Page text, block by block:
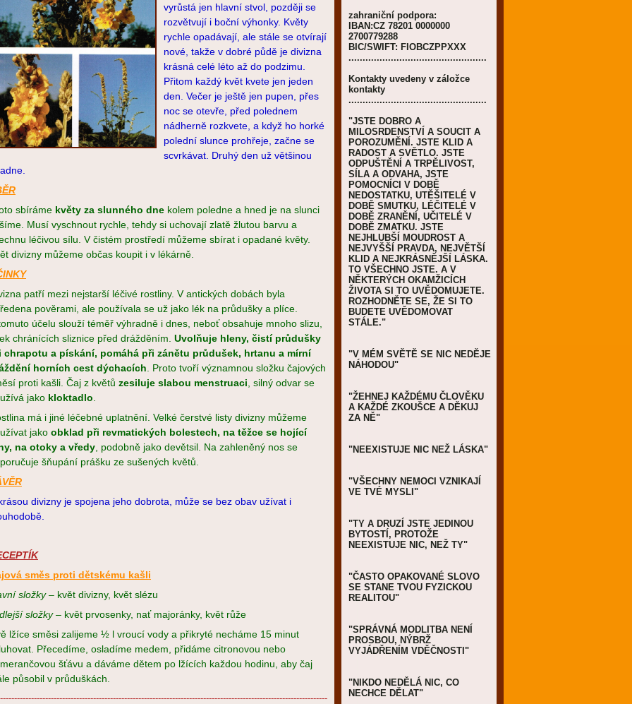
vyrůstá jen hlavní stvol, později se
rozvětvují i boční výhonky. Květy
rychle opadávají, ale stále se otvírají
nové, takže v dobré půdě je divizna
krásná celé léto až do podzimu.
Přitom každý květ kvete jen jeden
den. Večer je ještě jen pupen, přes
noc se otevře, před polednem
nádherně rozkvete, a když ho horké
polední slunce prohřeje, začne se
scvrkávat. Druhý den už většinou
sbíráme květy za slunného dne kolem poledne a hned je na slunci
Musí vyschnout rychle, tehdy si uchovají zlatě žlutou barvu a
léčivou sílu. V čistém prostředí můžeme sbírat i opadané květy.
divizny můžeme občas koupit i v lékárně.
patří mezi nejstarší léčivé rostliny. V antických dobách byla
pověrami, ale používala se už jako lék na průdušky a plíce.
účelu slouží téměř výhradně i dnes, neboť obsahuje mnoho slizu,
chránících sliznice před drážděním. Uvolňuje hleny, čistí průdušky
chrapotu a pískání, pomáhá při zánětu průdušek, hrtanu a mírní
horních cest dýchacích . Proto tvoří významnou složku čajových
proti kašli. Čaj z květů zesiluje slabou menstruaci , silný odvar se
jako kloktadlo
má i jiné léčebné uplatnění. Velké čerstvé listy divizny můžeme
jako obklad při revmatických bolestech, na těžce se hojící
na otoky a vředy , podobně jako devětsil. Na zahleněný nos se
šňupání prášku ze sušených květů.
divizny je spojena jeho dobrota, může se bez obav užívat i
směs proti dětskému kašli
složky– květ divizny, květ slézu
složky– květ prvosenky, nať majoránky, květ růže
lžíce směsi zalijeme ½ l vroucí vody a přikryté necháme 15 minut
Přecedíme, osladíme medem, přidáme citronovou nebo
šťávu a dáváme dětem po lžících každou hodinu, aby čaj
působil v průduškách.
zahraniční podpora:
IBAN:CZ 78201 0000000
2700779288
BIC/SWIFT: FIOBCZPPXXX
.................................................
Kontakty uvedeny v záložce
kontakty
.................................................
"JSTE DOBRO A
MILOSRDENSTVÍ A SOUCIT A
POROZUMĚNÍ. JSTE KLID A
RADOST A SVĚTLO. JSTE
ODPUŠTĚNÍ A TRPĚLIVOST,
SÍLA A ODVAHA, JSTE
POMOCNÍCI V DOBĚ
NEDOSTATKU, UTĚŠITELÉ V
DOBĚ SMUTKU, LÉČITELÉ V
DOBĚ ZRANĚNÍ, UČITELÉ V
DOBĚ ZMATKU. JSTE
NEJHLUBŠÍ MOUDROST A
NEJVYŠŠÍ PRAVDA, NEJVĚTŠÍ
KLID A NEJKRÁSNĚJŠÍ LÁSKA.
TO VŠECHNO JSTE. A V
NĚKTERÝCH OKAMŽICÍCH
ŽIVOTA SI TO UVĚDOMUJETE.
ROZHODNĚTE SE, ŽE SI TO
BUDETE UVĚDOMOVAT
STÁLE."
"V MÉM SVĚTĚ SE NIC NEDĚJE
NÁHODOU"
"ŽEHNEJ KAŽDÉMU ČLOVĚKU
A KAŽDÉ ZKOUŠCE A DĚKUJ
ZA NĚ"
"NEEXISTUJE NIC NEŽ LÁSKA"
"VŠECHNY NEMOCI VZNIKAJÍ
VE TVÉ MYSLI"
"TY A DRUZÍ JSTE JEDINOU
BYTOSTÍ, PROTOŽE
NEEXISTUJE NIC, NEŽ TY"
"ČASTO OPAKOVANÉ SLOVO
SE STANE TVOU FYZICKOU
REALITOU"
"SPRÁVNÁ MODLITBA NENÍ
PROSBOU, NÝBRŽ
VYJÁDŘENÍM VDĚČNOSTI"
"NIKDO NEDĚLÁ NIC, CO
NECHCE DĚLAT"